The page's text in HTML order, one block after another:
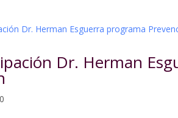
Dr. Herman